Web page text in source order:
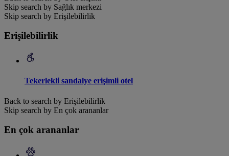
Skip search by Sağlık merkezi
Skip search by Erişilebilirlik
Erişilebilirlik
Tekerlekli sandalye erişimli otel
Back to search by Erişilebilirlik
Skip search by En çok arananlar
En çok arananlar